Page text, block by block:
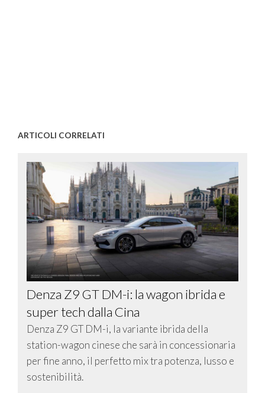
ARTICOLI CORRELATI
Denza Z9 GT DM-i: la wagon ibrida e
super tech dalla Cina
Denza Z9 GT DM-i, la variante ibrida della
station-wagon cinese che sarà in concessionaria
per fine anno, il perfetto mix tra potenza, lusso e
sostenibilità.